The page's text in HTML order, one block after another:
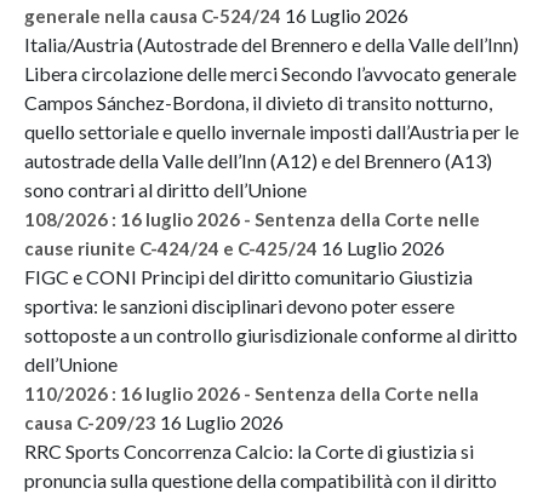
generale nella causa C-524/24 16 Luglio 2026
Italia/Austria (Autostrade del Brennero e della Valle dell’Inn)
Libera circolazione delle merci Secondo l’avvocato generale
Campos Sánchez-Bordona, il divieto di transito notturno,
quello settoriale e quello invernale imposti dall’Austria per le
autostrade della Valle dell’Inn (A12) e del Brennero (A13)
sono contrari al diritto dell’Unione
108/2026 : 16 luglio 2026 - Sentenza della Corte nelle
cause riunite C-424/24 e C-425/24 16 Luglio 2026
FIGC e CONI Principi del diritto comunitario Giustizia
sportiva: le sanzioni disciplinari devono poter essere
sottoposte a un controllo giurisdizionale conforme al diritto
dell’Unione
110/2026 : 16 luglio 2026 - Sentenza della Corte nella
causa C-209/23 16 Luglio 2026
RRC Sports Concorrenza Calcio: la Corte di giustizia si
pronuncia sulla questione della compatibilità con il diritto